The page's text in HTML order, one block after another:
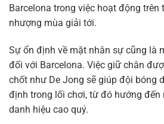
Barcelona trong việc hoạt động trên
nhượng mùa giải tới.
Sự ổn định về mặt nhân sự cũng là
đối với Barcelona. Việc giữ chân
chốt như De Jong sẽ giúp đội bóng
định trong lối chơi, từ đó hướng đến
danh hiệu cao quý.